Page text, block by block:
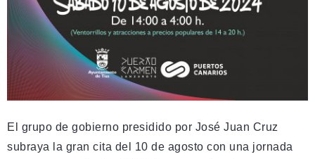
El grupo de gobierno presidido por José Juan Cruz
subraya la gran cita del 10 de agosto con una jornada